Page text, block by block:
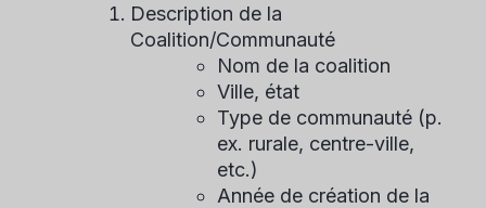
Description de la
Coalition/Communauté
Nom de la coalition
Ville, état
Type de communauté (p.
ex. rurale, centre-ville,
etc.)
Année de création de la